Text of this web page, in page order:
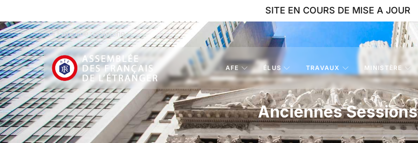
SITE EN COURS DE MISE A JOUR
Faire une recherche
AFE ÉLUS TRAVAUX MINISTÈRE
Anciennes Sessions